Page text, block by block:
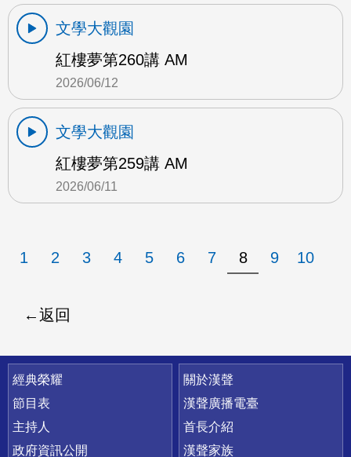
文學大觀園
紅樓夢第260講 AM
2026/06/12
文學大觀園
紅樓夢第259講 AM
2026/06/11
1 2 3 4 5 6 7 8 9 10
返回
快速連結
經典榮耀
節目表
主持人
政府資訊公開
關於漢聲
漢聲廣播電臺
首長介紹
漢聲家族